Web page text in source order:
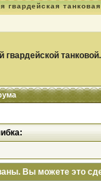
гвардейская
гвардейской
Вы можете это